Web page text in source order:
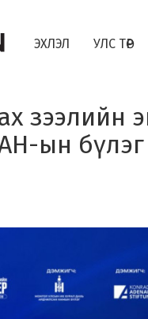
ЭХЛЭЛ УЛС ТӨР
зээлийн
ын бүлэг